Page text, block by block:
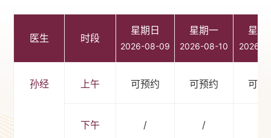
医生 时段
星期日
2026-08-09
星期一
2026-08-10
星期
2026-
孙经 上午 可预约 可预约 可预
下午 / /